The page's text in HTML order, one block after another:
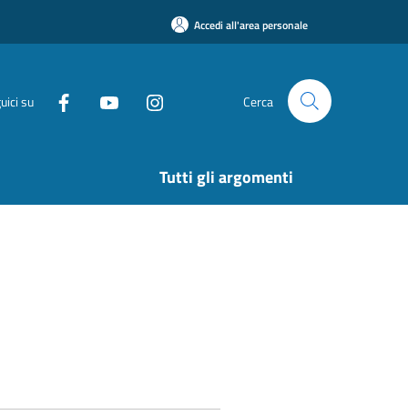
Accedi all'area personale
su Cerca
Tutti gli argomenti